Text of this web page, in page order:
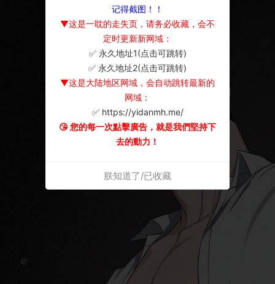
记得截图！！
▼这是一耽的走失页，请务必收藏，会不
定时更新新网域：
✅ 永久地址1(点击可跳转)
✅ 永久地址2(点击可跳转)
▼这是大陆地区网域，会自动跳转最新的
网域：
✅ https://yidanmh.me/
😘 您的每一次點擊廣告，就是我們堅持下
去的動力！
朕知道了/已收藏